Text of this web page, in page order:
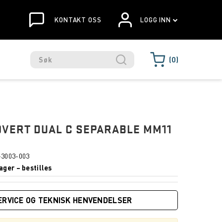
KONTAKT OSS LOGG INN
0
DUAL C SEPARABLE MM11
003
– bestilles
OG TEKNISK HENVENDELSER